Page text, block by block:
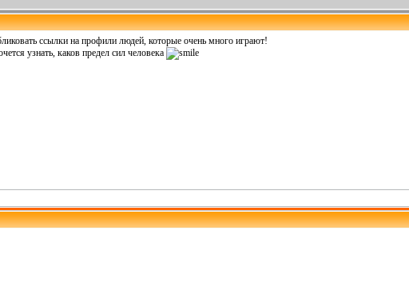
ссылки на профили людей, которые очень много играют!
узнать, каков предел сил человека